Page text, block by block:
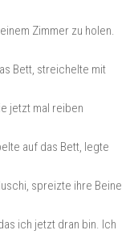
Zimmer zu holen.
Bett, streichelte mit
jetzt mal reiben
auf das Bett, legte
spreizte ihre Beine
ich jetzt dran bin. Ich